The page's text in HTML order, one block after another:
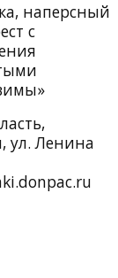
наперсный
с
ул. Ленина